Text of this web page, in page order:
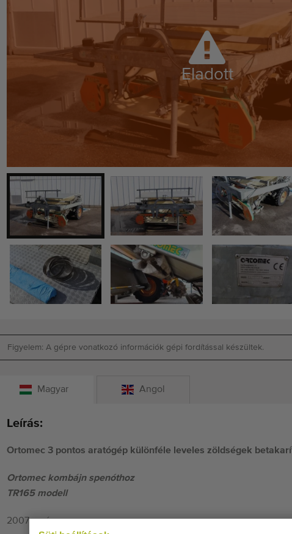
Eladott
Figyelem: A gépre vonatkozó információk gépi fordítással készültek.
Magyar Angol
Leírás:
Ortomec 3 pontos aratógép különféle leveles zöldségek
Ortomec kombájn spenóthoz
TR165 modell
2007-es év